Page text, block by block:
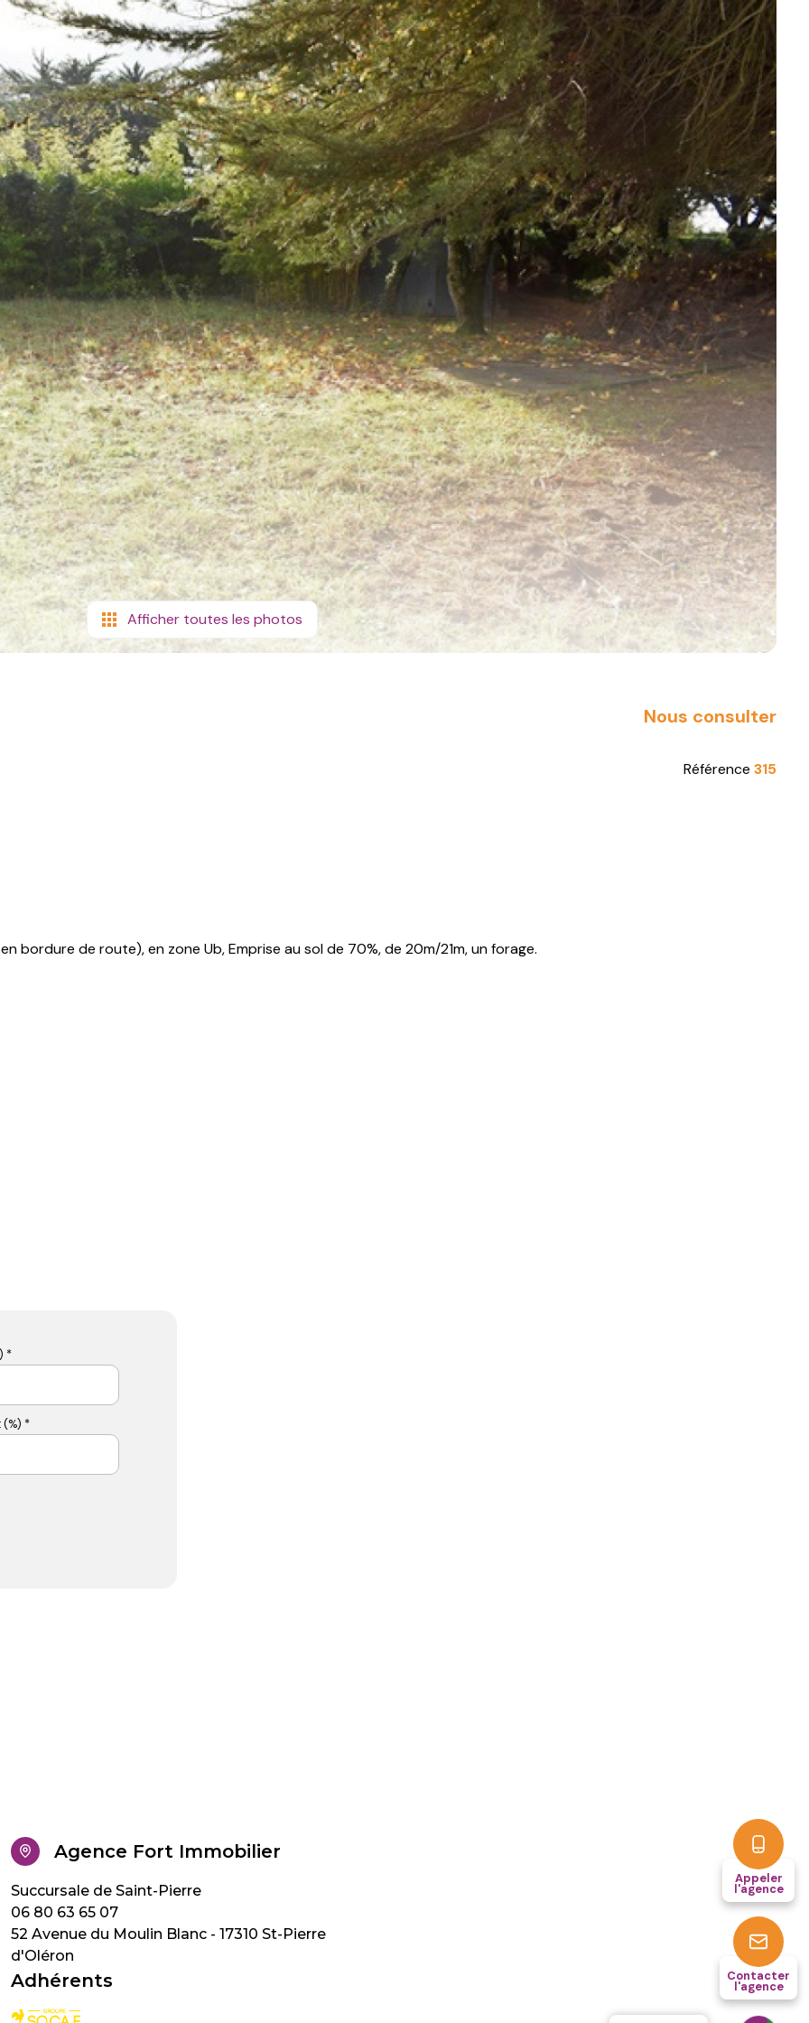
Appeler
l'agence
Contacter
l'agence
Afficher toutes les photos
Nous consulter
Référence 315
bordure de route), en zone Ub, Emprise au sol de 70%, de 20m/21m, un forage.
*
(%) *
Agence Fort Immobilier
06 80 63 65 07
52 Avenue du Moulin Blanc - 17310 St-Pierre
d'Oléron
Adhérents